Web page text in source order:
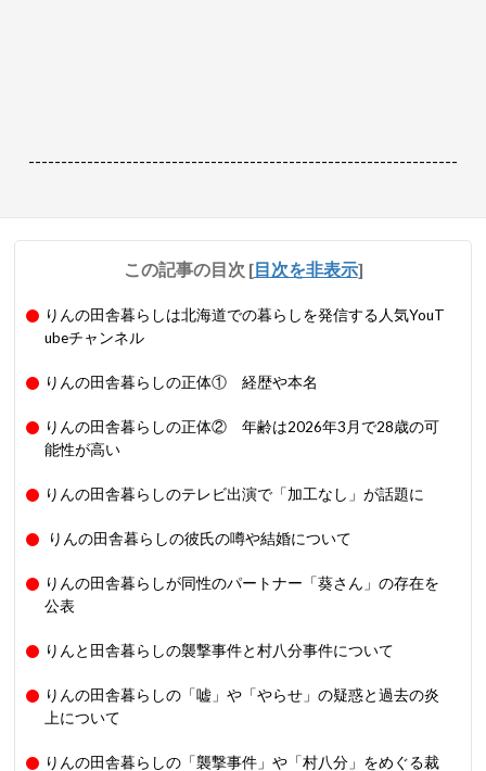
------------------------------------------------------------------
この記事の目次 [目次を非表示]
りんの田舎暮らしは北海道での暮らしを発信する人気YouT
ubeチャンネル
りんの田舎暮らしの正体① 経歴や本名
りんの田舎暮らしの正体② 年齢は2026年3月で28歳の可
能性が高い
りんの田舎暮らしのテレビ出演で「加工なし」が話題に
りんの田舎暮らしの彼氏の噂や結婚について
りんの田舎暮らしが同性のパートナー「葵さん」の存在を
公表
りんと田舎暮らしの襲撃事件と村八分事件について
りんの田舎暮らしの「嘘」や「やらせ」の疑惑と過去の炎
上について
りんの田舎暮らしの「襲撃事件」や「村八分」をめぐる裁